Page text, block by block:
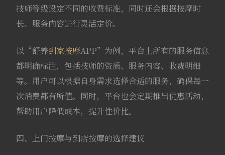
技师等级设定不同的收费标准，同时还会根据按摩时
长、服务内容进行灵活定价。
以“舒养到家按摩APP”为例，平台上所有的服务信息
都明确标注，包括技师的资质、服务内容、收费明细
等。用户可以根据自身需求选择合适的服务，确保每一
次消费都有所值。同时，平台也会定期推出优惠活动，
帮助用户降低成本，提升性价比。
四、上门按摩与到店按摩的选择建议